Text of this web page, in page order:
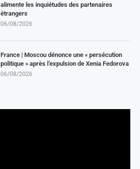
alimente les inquiétudes des partenaires
étrangers
06/08/2026
France | Moscou dénonce une « persécution
politique » après l’expulsion de Xenia Fedorova
06/08/2026